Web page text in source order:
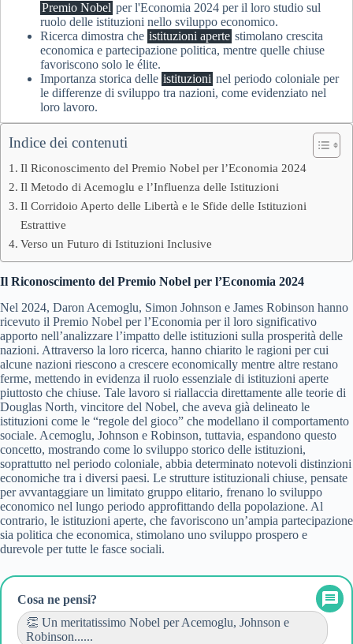
Premio Nobel per l'Economia 2024 per il loro studio sul
ruolo delle istituzioni nello sviluppo economico.
Ricerca dimostra che istituzioni aperte stimolano crescita
economica e partecipazione politica, mentre quelle chiuse
favoriscono solo le élite.
Importanza storica delle istituzioni nel periodo coloniale per
le differenze di sviluppo tra nazioni, come evidenziato nel
loro lavoro.
Indice dei contenuti
Il Riconoscimento del Premio Nobel per l’Economia 2024
Il Metodo di Acemoglu e l’Influenza delle Istituzioni
Il Corridoio Aperto delle Libertà e le Sfide delle Istituzioni
Estrattive
Verso un Futuro di Istituzioni Inclusive
Il Riconoscimento del Premio Nobel per l’Economia 2024
Nel 2024, Daron Acemoglu, Simon Johnson e James Robinson hanno
ricevuto il Premio Nobel per l’Economia per il loro significativo
apporto nell’analizzare l’impatto delle istituzioni sulla prosperità delle
nazioni. Attraverso la loro ricerca, hanno chiarito le ragioni per cui
alcune nazioni riescono a crescere economically mentre altre restano
ferme, mettendo in evidenza il ruolo essenziale di istituzioni aperte
piuttosto che chiuse. Tale lavoro si riallaccia direttamente alle teorie di
Douglas North, vincitore del Nobel, che aveva già delineato le
istituzioni come le “regole del gioco” che modellano il comportamento
sociale. Acemoglu, Johnson e Robinson, tuttavia, espandono questo
concetto, mostrando come lo sviluppo storico delle istituzioni,
soprattutto nel periodo coloniale, abbia determinato notevoli distinzioni
economiche tra i diversi paesi. Le strutture istituzionali chiuse, pensate
per avvantaggiare un limitato gruppo elitario, frenano lo sviluppo
economico nel lungo periodo approfittando della popolazione. Al
contrario, le istituzioni aperte, che favoriscono un’ampia partecipazione
sia politica che economica, stimolano uno sviluppo prospero e
durevole per tutte le fasce sociali.
Cosa ne pensi?
👏 Un meritatissimo Nobel per Acemoglu, Johnson e
Robinson......